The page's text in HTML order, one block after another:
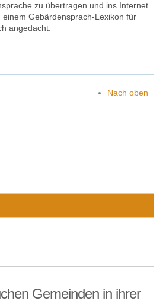
zu übertragen und ins Internet
einem Gebärdensprach-Lexikon für
angedacht.
Nach oben
Gemeinden in ihrer